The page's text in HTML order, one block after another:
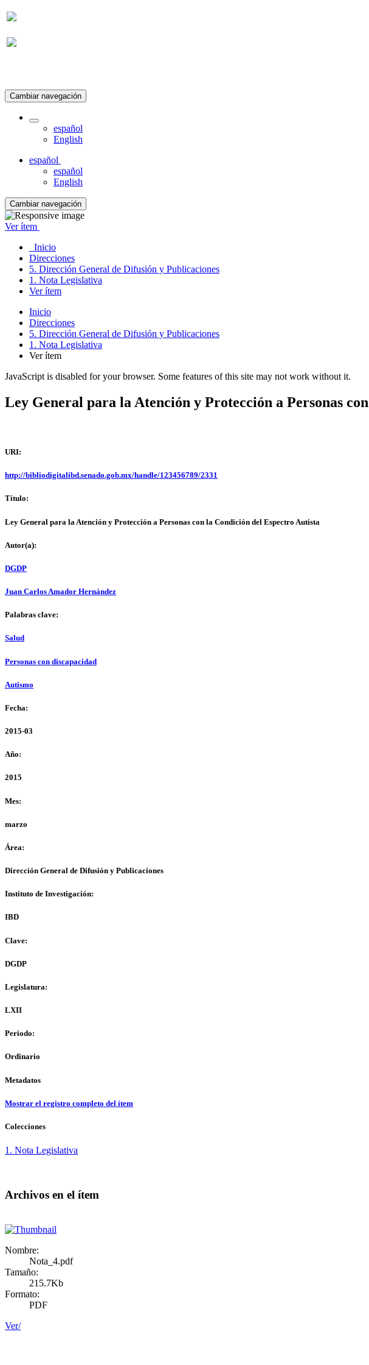
Cambiar navegación
español
English
español
español
English
Cambiar navegación
Ver ítem
Inicio
Direcciones
5. Dirección General de Difusión y Publicaciones
1. Nota Legislativa
Ver ítem
Inicio
Direcciones
5. Dirección General de Difusión y Publicaciones
1. Nota Legislativa
Ver ítem
JavaScript is disabled for your browser. Some features of this site may not work without it.
Ley General para la Atención y Protección a Personas
URI:
http://bibliodigitalibd.senado.gob.mx/handle/123456789/2331
Título:
Ley General para la Atención y Protección a Personas con la Condición del Espectro Autista
Autor(a):
DGDP
Juan Carlos Amador Hernández
Palabras clave:
Salud
Personas con discapacidad
Autismo
Fecha:
2015-03
Año:
2015
Mes:
marzo
Área:
Dirección General de Difusión y Publicaciones
Instituto de Investigación:
IBD
Clave:
DGDP
Legislatura:
LXII
Periodo:
Ordinario
Metadatos
Mostrar el registro completo del ítem
Colecciones
1. Nota Legislativa
Archivos en el ítem
Nombre:
Nota_4.pdf
Tamaño:
215.7Kb
Formato:
PDF
Ver/